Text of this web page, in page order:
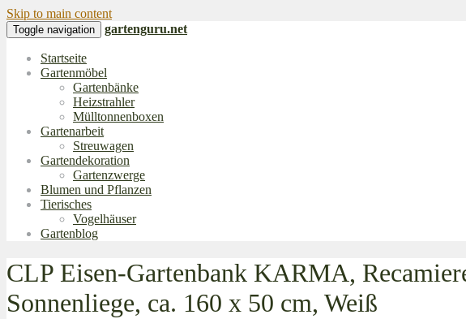
Skip to main content
Toggle navigation gartenguru.net
Startseite
Gartenmöbel
Gartenbänke
Heizstrahler
Mülltonnenboxen
Gartenarbeit
Streuwagen
Gartendekoration
Gartenzwerge
Blumen und Pflanzen
Tierisches
Vogelhäuser
Gartenblog
CLP Eisen-Gartenbank KARMA,
Sonnenliege, ca. 160 x 50 cm, Weiß